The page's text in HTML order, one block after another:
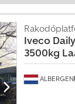
- Rádió - Rádió
száma: 2
lökettérfogat: 2
szín: fekete
Üzemanyag-
(ebből 1
ALBERGEN
Iveco
3500kg